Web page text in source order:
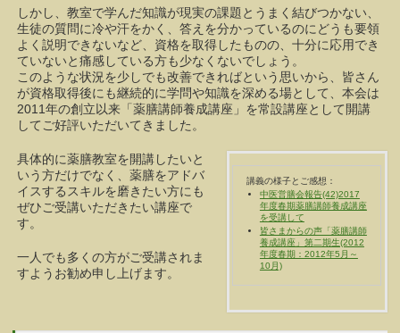
しかし、教室で学んだ知識が現実の課題とうまく結びつかない、
生徒の質問に冷や汗をかく、答えを分かっているのにどうも要領
よく説明できないなど、資格を取得したものの、十分に応用でき
ていないと痛感している方も少なくないでしょう。
このような状況を少しでも改善できればという思いから、皆さん
が資格取得後にも継続的に学問や知識を深める場として、本会は
2011年の創立以来「薬膳講師養成講座」を常設講座として開講
してご好評いただいてきました。
講義の様子とご感想：
中医営膳会報告(42)2017
年度春期薬膳講師養成講座
を受講して
皆さまからの声「薬膳講師
養成講座」第二期生(2012
年度春期：2012年5月～
10月)
具体的に薬膳教室を開講したいと
いう方だけでなく、薬膳をアドバ
イスするスキルを磨きたい方にも
ぜひご受講いただきたい講座で
す。
一人でも多くの方がご受講されま
すようお勧め申し上げます。